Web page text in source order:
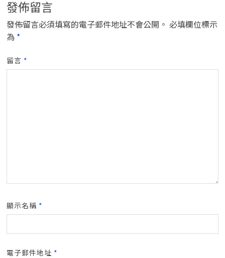
發佈留言
發佈留言必須填寫的電子郵件地址不會公開。 必填欄位標示
為 *
留言 *
顯示名稱 *
電子郵件地址 *